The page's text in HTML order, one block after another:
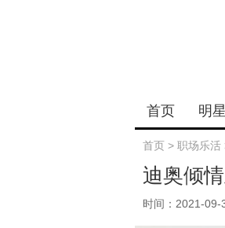
首页 明
首页 > 职场乐活
迪奥倾
时间：2021-09-